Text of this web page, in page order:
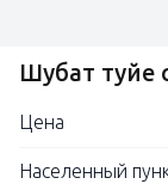
Шубат туйе
Цена
Населенный